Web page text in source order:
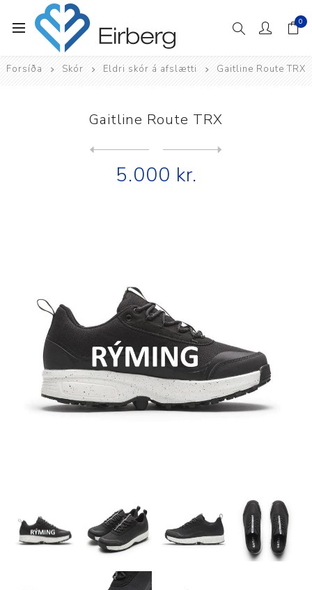
0
Forsíða Skór Eldri skór á afslætti Gaitline Route TRX
Gaitline Route TRX
5.000 kr.